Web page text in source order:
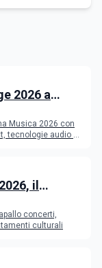
2026 a
il programma
Musica 2026 con
tecnologie audio e
il
concerti,
culturali